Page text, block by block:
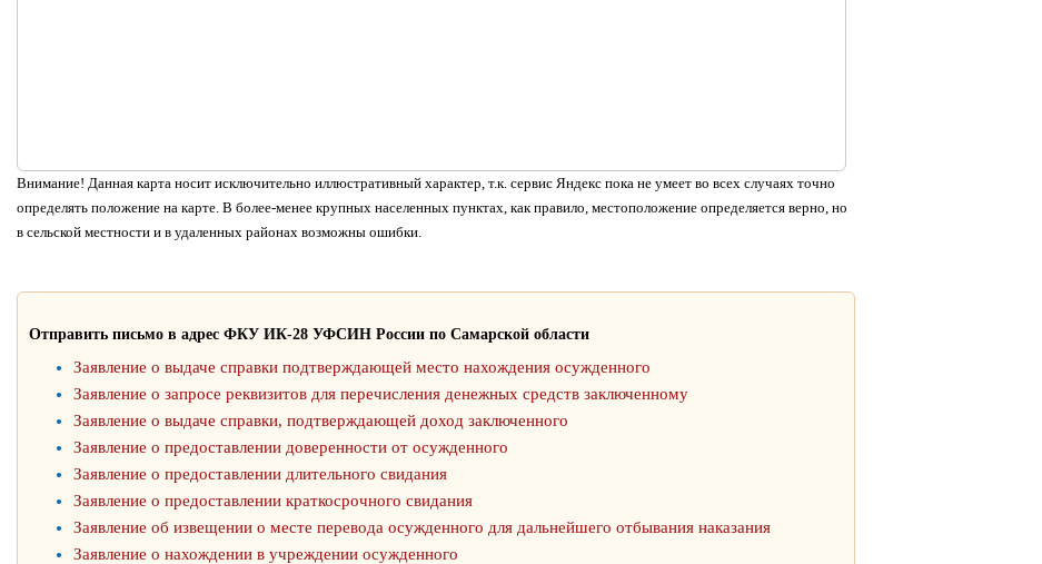
Внимание! Данная карта носит исключительно иллюстративный характер, т.к. сервис Яндекс пока не умеет во всех случаях точно
определять положение на карте. В более-менее крупных населенных пунктах, как правило, местоположение определяется верно, но
в сельской местности и в удаленных районах возможны ошибки.
Отправить письмо в адрес ФКУ ИК-28 УФСИН России по Самарской области
Заявление о выдаче справки подтверждающей место нахождения осужденного
Заявление о запросе реквизитов для перечисления денежных средств заключенному
Заявление о выдаче справки, подтверждающей доход заключенного
Заявление о предоставлении доверенности от осужденного
Заявление о предоставлении длительного свидания
Заявление о предоставлении краткосрочного свидания
Заявление об извещении о месте перевода осужденного для дальнейшего отбывания наказания
Заявление о нахождении в учреждении осужденного